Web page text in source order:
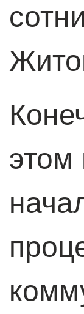
этом